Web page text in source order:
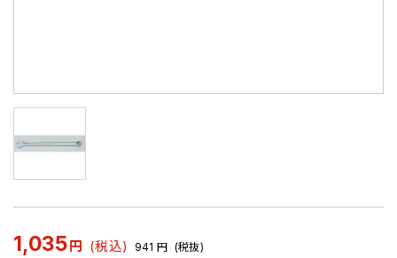
1,035 円 (税込) 941 円 (税抜)